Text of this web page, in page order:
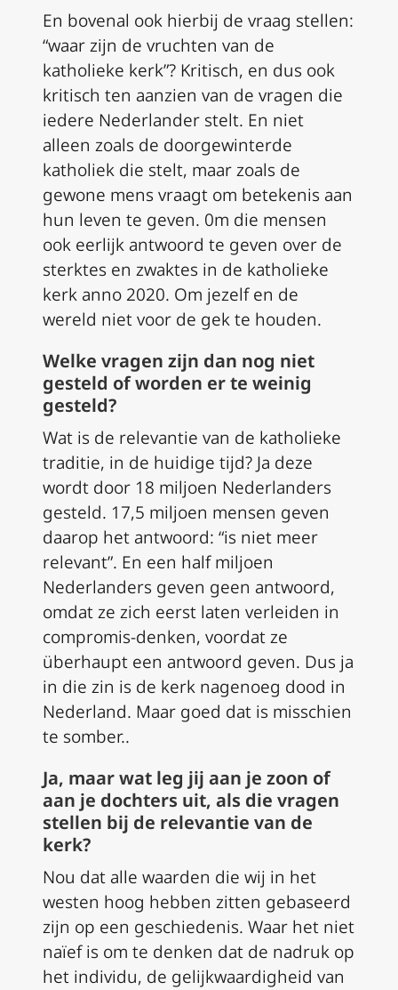
En bovenal ook hierbij de vraag stellen:
“waar zijn de vruchten van de
katholieke kerk”? Kritisch, en dus ook
kritisch ten aanzien van de vragen die
iedere Nederlander stelt. En niet
alleen zoals de doorgewinterde
katholiek die stelt, maar zoals de
gewone mens vraagt om betekenis aan
hun leven te geven. 0m die mensen
ook eerlijk antwoord te geven over de
sterktes en zwaktes in de katholieke
kerk anno 2020. Om jezelf en de
wereld niet voor de gek te houden.
Welke vragen zijn dan nog niet
gesteld of worden er te weinig
gesteld?
Wat is de relevantie van de katholieke
traditie, in de huidige tijd? Ja deze
wordt door 18 miljoen Nederlanders
gesteld. 17,5 miljoen mensen geven
daarop het antwoord: “is niet meer
relevant”. En een half miljoen
Nederlanders geven geen antwoord,
omdat ze zich eerst laten verleiden in
compromis-denken, voordat ze
überhaupt een antwoord geven. Dus ja
in die zin is de kerk nagenoeg dood in
Nederland. Maar goed dat is misschien
te somber..
Ja, maar wat leg jij aan je zoon of
aan je dochters uit, als die vragen
stellen bij de relevantie van de
kerk?
Nou dat alle waarden die wij in het
westen hoog hebben zitten gebaseerd
zijn op een geschiedenis. Waar het niet
naïef is om te denken dat de nadruk op
het individu, de gelijkwaardigheid van